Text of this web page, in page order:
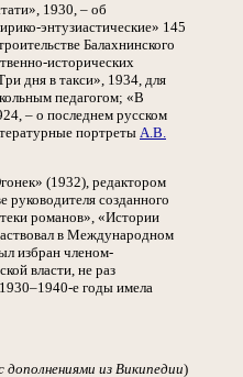
1930, – об
энтузиастические» 145
Балахнинского
исторических
дня в такси», 1934, для
педагогом; «В
– о последнем русском
портреты А.В.
(1932), редактором
созданного
романов», «Истории
в Международном
избран членом-
власти, не раз
е годы имела
дополнениями из Википедии)